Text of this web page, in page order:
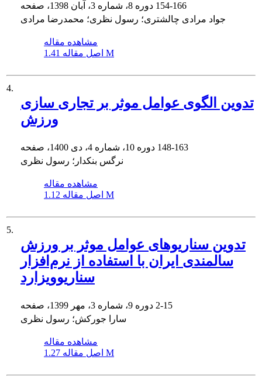
154-166
جواد مرادی چالشتری؛ رسول نظری؛ محمدرضا مرادی
مشاهده مقاله
اصل مقاله 1.41 M
4.
تدوین الگوی عوامل موثر بر تجاری سازی
ورزش
148-163
نرگس بنکدار؛ رسول نظری
مشاهده مقاله
اصل مقاله 1.12 M
5.
تدوین سناریوهای عوامل موثر بر ورزش
سالمندی ایران با استفاده از نرم‌افزار
سناریوویزارد
2-15
سارا جورکش؛ رسول نظری
مشاهده مقاله
اصل مقاله 1.27 M